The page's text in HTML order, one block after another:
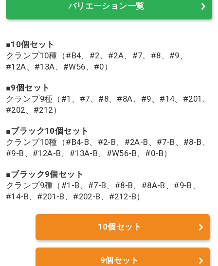
バリエーション一覧
■10個セット
クランプ10種（#B4、#2、#2A、#7、#8、#9、
#12A、#13A、#W56、#0）
■9個セット
クランプ9種（#1、#7、#8、#8A、#9、#14、#201、
#202、#212）
■ブラック10個セット
クランプ10種（#B4-B、#2-B、#2A-B、#7-B、#8-B、
#9-B、#12A-B、#13A-B、#W56-B、#0-B）
■ブラック9個セット
クランプ9種（#1-B、#7-B、#8-B、#8A-B、#9-B、
#14-B、#201-B、#202-B、#212-B）
10個セット
9個セット